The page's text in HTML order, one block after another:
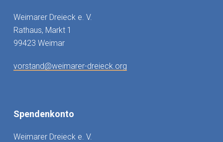
Weimarer Dreieck e. V.
Rathaus, Markt 1
99423 Weimar
vorstand@weimarer-dreieck.org
Spendenkonto
Weimarer Dreieck e. V.